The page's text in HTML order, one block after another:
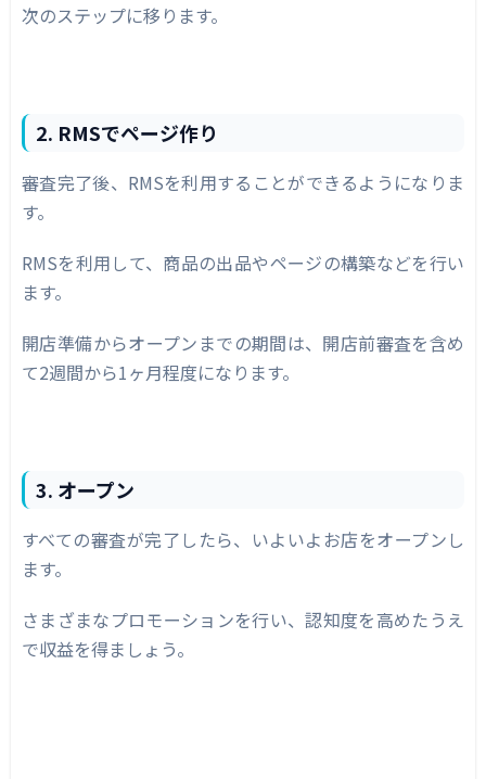
次のステップに移ります。
2. RMSでページ作り
審査完了後、RMSを利用することができるようになりま
す。
RMSを利用して、商品の出品やページの構築などを行い
ます。
開店準備からオープンまでの期間は、開店前審査を含め
て2週間から1ヶ月程度になります。
3. オープン
すべての審査が完了したら、いよいよお店をオープンし
ます。
さまざまなプロモーションを行い、認知度を高めたうえ
で収益を得ましょう。